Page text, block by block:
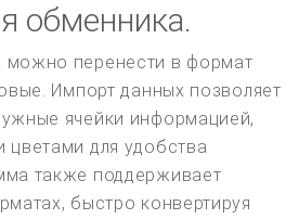
обменника.
можно перенести в формат
Импорт данных позволяет
ячейки информацией,
цветами для удобства
также поддерживает
быстро конвертируя